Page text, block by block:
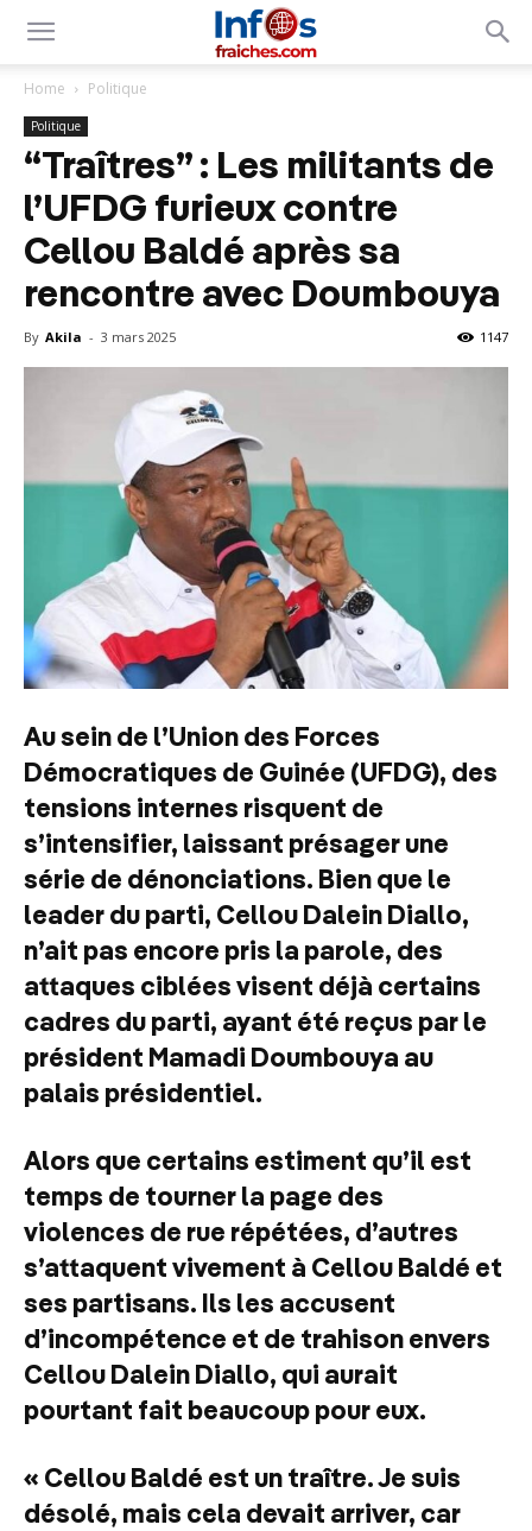
Home Politique
Politique
“Traîtres” : Les militants de
l’UFDG furieux contre
Cellou Baldé après sa
rencontre avec Doumbouya
By Akila - 3 mars 2025 1147
Au sein de l’Union des Forces
Démocratiques de Guinée (UFDG), des
tensions internes risquent de
s’intensifier, laissant présager une
série de dénonciations. Bien que le
leader du parti, Cellou Dalein Diallo,
n’ait pas encore pris la parole, des
attaques ciblées visent déjà certains
cadres du parti, ayant été reçus par le
président Mamadi Doumbouya au
palais présidentiel.
Alors que certains estiment qu’il est
temps de tourner la page des
violences de rue répétées, d’autres
s’attaquent vivement à Cellou Baldé et
ses partisans. Ils les accusent
d’incompétence et de trahison envers
Cellou Dalein Diallo, qui aurait
pourtant fait beaucoup pour eux.
« Cellou Baldé est un traître. Je suis
désolé, mais cela devait arriver, car